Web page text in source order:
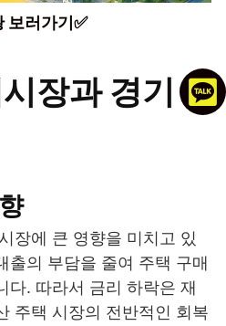
보러가기✅
장과 경기
장에 큰 영향을 미치고 있
출의 부담을 줄여 주택 구매
다. 따라서 금리 하락은 재
주택 시장의 전반적인 회복